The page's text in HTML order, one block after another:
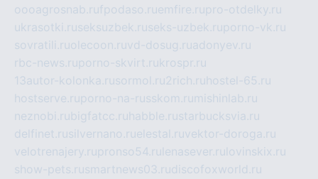
oooagrosnab.rufpodaso.ruemfire.rupro-otdelky.ru
ukrasotki.ruseksuzbek.ruseks-uzbek.ruporno-vk.ru
sovratili.ruolecoon.ruvd-dosug.ruadonyev.ru
rbc-news.ruporno-skvirt.rukrospr.ru
13autor-kolonka.rusormol.ru2rich.ru hostel-65.ru
hostserve.ruporno-na-russkom.ru mishinlab.ru
neznobi.rubigfatcc.ru habble.rustarbucksvia.ru
delfinet.rusilvernano.ruelestal.ruvektor-doroga.ru
velotrenajery.rupronso54.ru lenasever.ru lovinskix.ru
show-pets.rusmartnews03.rudiscofoxworld.ru